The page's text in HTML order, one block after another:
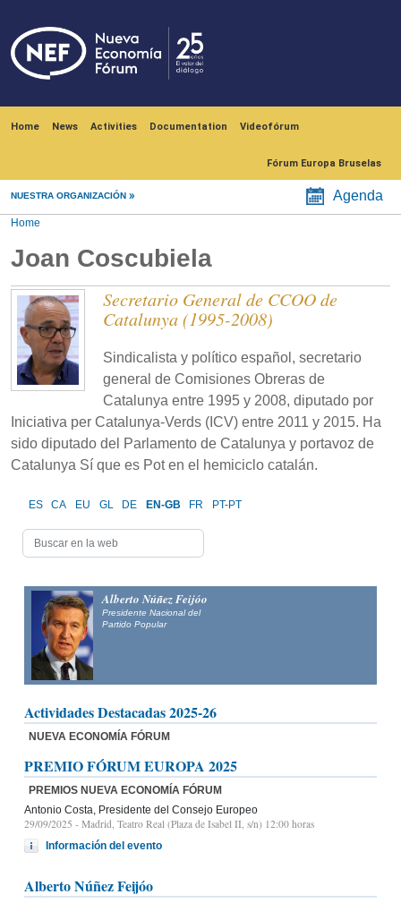
Home News Activities Documentation Videofórum
Fórum Europa Bruselas
NUESTRA ORGANIZACIÓN Agenda
Home
Joan Coscubiela
Secretario General de CCOO de
Catalunya (1995-2008)
Sindicalista y político español, secretario
general de Comisiones Obreras de
Catalunya entre 1995 y 2008, diputado por
Iniciativa per Catalunya-Verds (ICV) entre 2011 y 2015. Ha
sido diputado del Parlamento de Catalunya y portavoz de
Catalunya Sí que es Pot en el hemiciclo catalán.
ES CA EU GL DE EN-GB FR PT-PT
Alberto Núñez Feijóo
Presidente Nacional del
Partido Popular
Actividades Destacadas 2025-26
NUEVA ECONOMÍA FÓRUM
PREMIO FÓRUM EUROPA 2025
PREMIOS NUEVA ECONOMÍA FÓRUM
Antonio Costa, Presidente del Consejo Europeo
29/09/2025 - Madrid, Teatro Real (Plaza de Isabel II, s/n) 12:00 horas
Información del evento
Alberto Núñez Feijóo